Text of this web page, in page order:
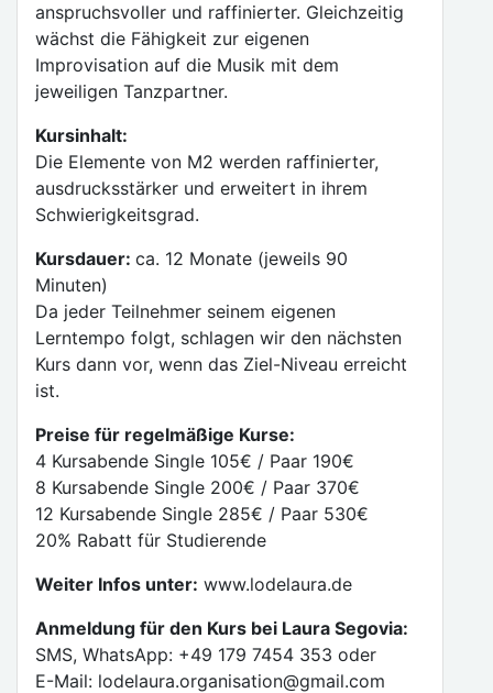
anspruchsvoller und raffinierter. Gleichzeitig
wächst die Fähigkeit zur eigenen
Improvisation auf die Musik mit dem
jeweiligen Tanzpartner.
Kursinhalt:
Die Elemente von M2 werden raffinierter,
ausdrucksstärker und erweitert in ihrem
Schwierigkeitsgrad.
Kursdauer: ca. 12 Monate (jeweils 90
Minuten)
Da jeder Teilnehmer seinem eigenen
Lerntempo folgt, schlagen wir den nächsten
Kurs dann vor, wenn das Ziel-Niveau erreicht
ist.
Preise für regelmäßige Kurse:
4 Kursabende Single 105€ / Paar 190€
8 Kursabende Single 200€ / Paar 370€
12 Kursabende Single 285€ / Paar 530€
20% Rabatt für Studierende
Weiter Infos unter: www.lodelaura.de
Anmeldung für den Kurs bei Laura Segovia:
SMS, WhatsApp: +49 179 7454 353 oder
E-Mail: lodelaura.organisation@gmail.com